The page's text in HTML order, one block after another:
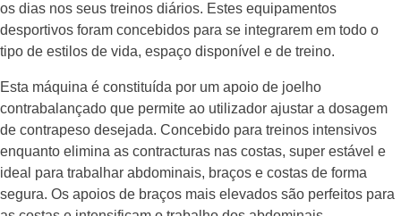
os dias nos seus treinos diários. Estes equipamentos
desportivos foram concebidos para se integrarem em todo o
tipo de estilos de vida, espaço disponível e de treino.
Esta máquina é constituída por um apoio de joelho
contrabalançado que permite ao utilizador ajustar a dosagem
de contrapeso desejada. Concebido para treinos intensivos
enquanto elimina as contracturas nas costas, super estável e
ideal para trabalhar abdominais, braços e costas de forma
segura. Os apoios de braços mais elevados são perfeitos para